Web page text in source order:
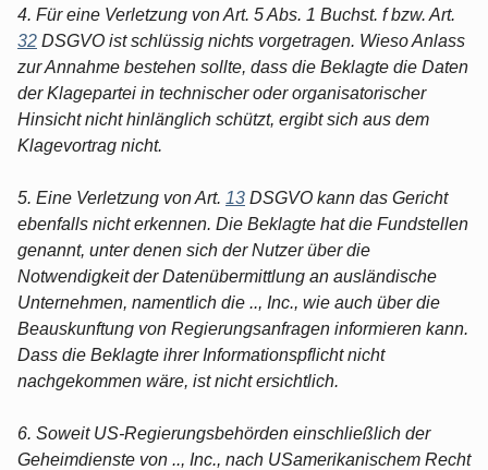
4. Für eine Verletzung von Art. 5 Abs. 1 Buchst. f bzw. Art.
32 DSGVO ist schlüssig nichts vorgetragen. Wieso Anlass
zur Annahme bestehen sollte, dass die Beklagte die Daten
der Klagepartei in technischer oder organisatorischer
Hinsicht nicht hinlänglich schützt, ergibt sich aus dem
Klagevortrag nicht.
5. Eine Verletzung von Art. 13 DSGVO kann das Gericht
ebenfalls nicht erkennen. Die Beklagte hat die Fundstellen
genannt, unter denen sich der Nutzer über die
Notwendigkeit der Datenübermittlung an ausländische
Unternehmen, namentlich die .., Inc., wie auch über die
Beauskunftung von Regierungsanfragen informieren kann.
Dass die Beklagte ihrer Informationspflicht nicht
nachgekommen wäre, ist nicht ersichtlich.
6. Soweit US-Regierungsbehörden einschließlich der
Geheimdienste von .., Inc., nach USamerikanischem Recht